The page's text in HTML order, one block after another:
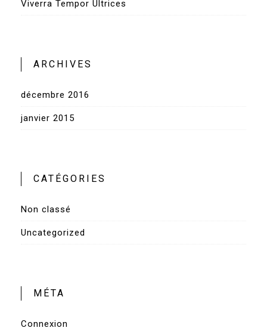
Viverra Tempor Ultrices
ARCHIVES
décembre 2016
janvier 2015
CATÉGORIES
Non classé
Uncategorized
MÉTA
Connexion